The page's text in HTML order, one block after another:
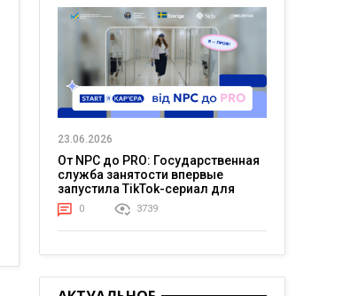
23.06.2026
От NPC до PRO: Государственная
служба занятости впервые
запустила TikTok-сериал для
молодежи
0 3739